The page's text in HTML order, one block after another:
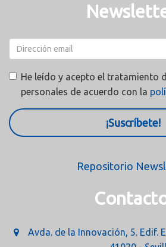
He leído y acepto el tratamiento
personales de acuerdo con la
¡Suscríbete!
Repositorio
Avda. de la Innovación, 5. Edif.